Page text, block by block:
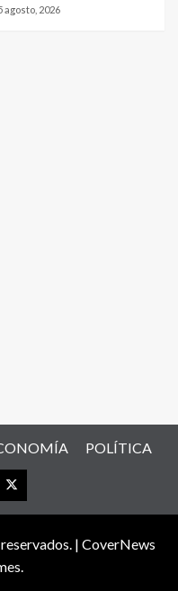
agosto, 2026
POLÍTICA
Twitter
| CoverNews